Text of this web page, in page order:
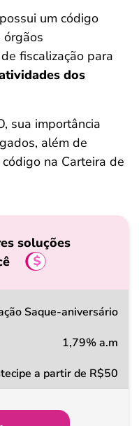
um código
órgãos
fiscalização para
dos
sua importância
além de
na Carteira de
soluções
Saque-aniversário
1,79% a.m
a partir de R$50